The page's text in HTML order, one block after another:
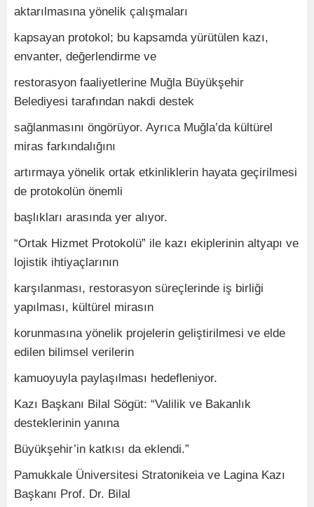
aktarılmasına yönelik çalışmaları
kapsayan protokol; bu kapsamda yürütülen kazı,
envanter, değerlendirme ve
restorasyon faaliyetlerine Muğla Büyükşehir
Belediyesi tarafından nakdi destek
sağlanmasını öngörüyor. Ayrıca Muğla’da kültürel
miras farkındalığını
artırmaya yönelik ortak etkinliklerin hayata geçirilmesi
de protokolün önemli
başlıkları arasında yer alıyor.
“Ortak Hizmet Protokolü” ile kazı ekiplerinin altyapı ve
lojistik ihtiyaçlarının
karşılanması, restorasyon süreçlerinde iş birliği
yapılması, kültürel mirasın
korunmasına yönelik projelerin geliştirilmesi ve elde
edilen bilimsel verilerin
kamuoyuyla paylaşılması hedefleniyor.
Kazı Başkanı Bilal Sögüt: “Valilik ve Bakanlık
desteklerinin yanına
Büyükşehir’in katkısı da eklendi.”
Pamukkale Üniversitesi Stratonikeia ve Lagina Kazı
Başkanı Prof. Dr. Bilal